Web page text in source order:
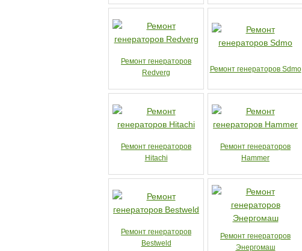
Ремонт генераторов
Redverg
Ремонт генераторов Sdmo
Ремонт генераторов
Hitachi
Ремонт генераторов
Hammer
Ремонт генераторов
Bestweld
Ремонт генераторов
Энергомаш